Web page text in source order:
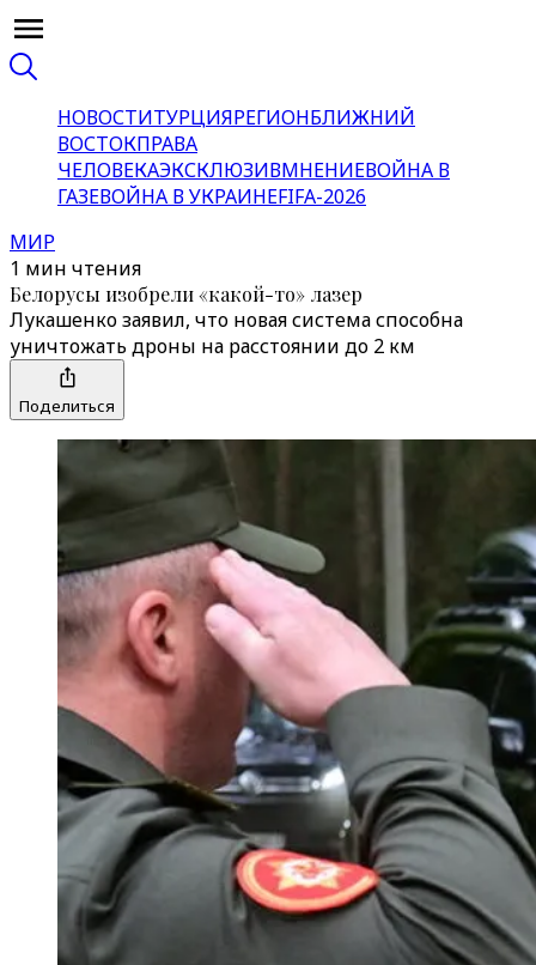
НОВОСТИТУРЦИЯРЕГИОНБЛИЖНИЙ
ВОСТОКПРАВА
ЧЕЛОВЕКАЭКСКЛЮЗИВМНЕНИЕВОЙНА В
ГАЗЕВОЙНА В УКРАИНЕFIFA-2026
МИР
1 мин чтения
Белорусы изобрели «какой-то» лазер
Лукашенко заявил, что новая система способна
уничтожать дроны на расстоянии до 2 км
Поделиться